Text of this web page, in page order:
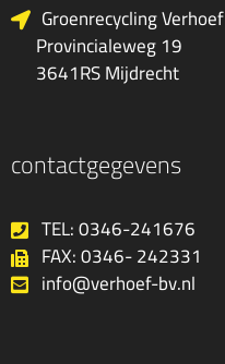
Groenrecycling Verhoef
Provincialeweg 19
3641RS Mijdrecht
contactgegevens
TEL: 0346-241676
FAX: 0346- 242331
info@verhoef-bv.nl